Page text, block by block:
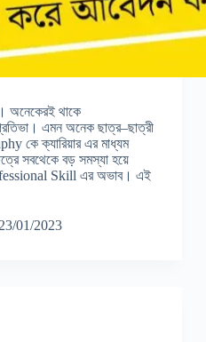
থাকে
এমন অনেক ছাত্র–ছাত্রী
কে ক্যারিয়ার এর মাধ্যম
সবথেকে বড় সমস্যা হয়ে
Skill এর অভাব। এই
01/2023